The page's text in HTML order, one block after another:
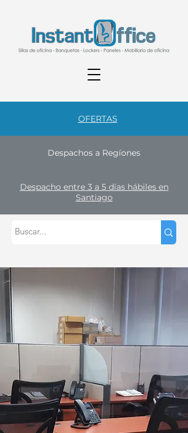
OFERTAS
Despachos a Regíones
Despacho entre 3 a 5 días hábiles en
Santiago